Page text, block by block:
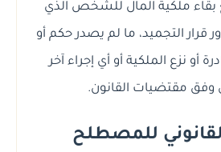
بقاء ملكية المال للشخص الذي
قرار التجميد، ما لم يصدر حكم أو
أو نزع الملكية أو أي إجراء آخر
وفق مقتضيات القانون.
للمصطلح